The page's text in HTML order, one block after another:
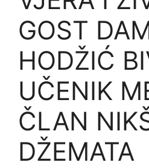
GOST
HODŽIĆ
UČENIK
ČLAN
DŽEMATA